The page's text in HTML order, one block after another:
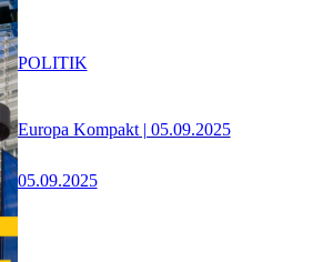
Europa Kompakt | 05.09.2025
05.09.2025
POLITIK